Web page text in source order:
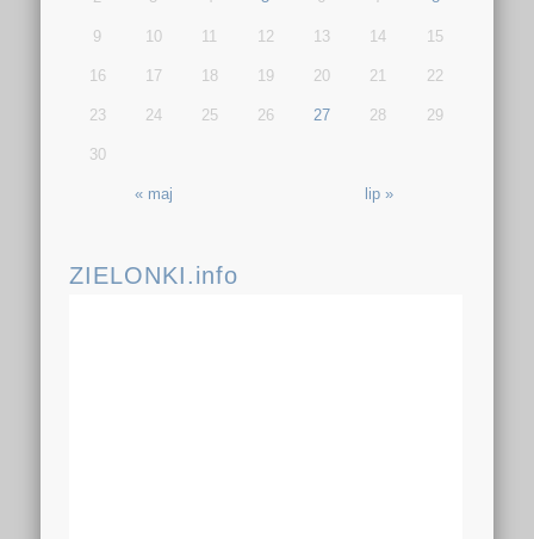
« maj lip »
9 10 11 12 13 14 15
16 17 18 19 20 21 22
23 24 25 26 27 28 29
30
ZIELONKI.info